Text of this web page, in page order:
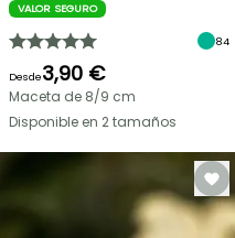
VALOR SEGURO
84
Desde3,90 €
Maceta de 8/9 cm
Disponible en 2 tamaños